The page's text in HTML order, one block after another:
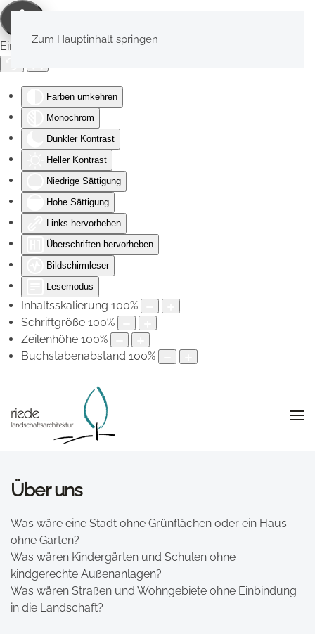
Eingabehilfen öffnen
Farben umkehren
Monochrom
Dunkler Kontrast
Heller Kontrast
Niedrige Sättigung
Hohe Sättigung
Links hervorheben
Überschriften hervorheben
Bildschirmleser
Lesemodus
Inhaltsskalierung 100%
Schriftgröße 100%
Zeilenhöhe 100%
Buchstabenabstand 100%
Zum Hauptinhalt springen
Über uns
Was wäre eine Stadt ohne Grünflächen oder ein Haus
ohne Garten?
Was wären Kindergärten und Schulen ohne
kindgerechte Außenanlagen?
Was wären Straßen und Wohngebiete ohne Einbindung
in die Landschaft?